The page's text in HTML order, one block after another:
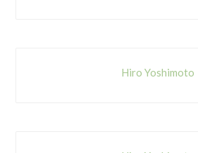
Hiro Yoshimoto